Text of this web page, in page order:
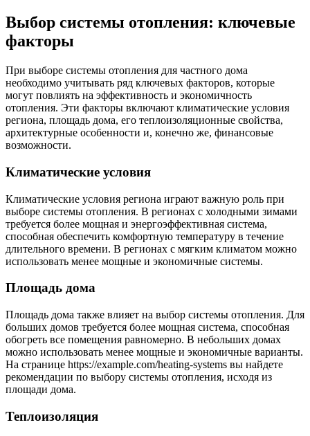
Выбор системы отопления: ключевые
факторы
При выборе системы отопления для частного дома
необходимо учитывать ряд ключевых факторов, которые
могут повлиять на эффективность и экономичность
отопления. Эти факторы включают климатические условия
региона, площадь дома, его теплоизоляционные свойства,
архитектурные особенности и, конечно же, финансовые
возможности.
Климатические условия
Климатические условия региона играют важную роль при
выборе системы отопления. В регионах с холодными зимами
требуется более мощная и энергоэффективная система,
способная обеспечить комфортную температуру в течение
длительного времени. В регионах с мягким климатом можно
использовать менее мощные и экономичные системы.
Площадь дома
Площадь дома также влияет на выбор системы отопления. Для
больших домов требуется более мощная система, способная
обогреть все помещения равномерно. В небольших домах
можно использовать менее мощные и экономичные варианты.
На странице https://example.com/heating-systems вы найдете
рекомендации по выбору системы отопления, исходя из
площади дома.
Теплоизоляция